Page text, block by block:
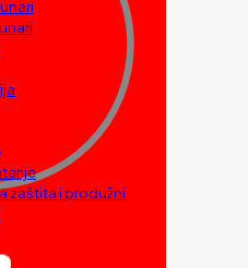
zaštita i produžni